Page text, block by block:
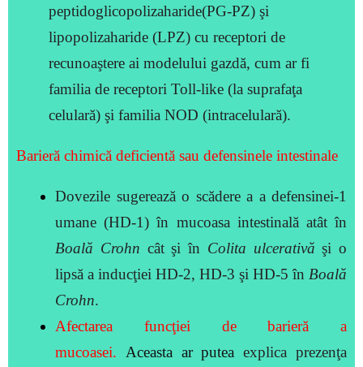
peptidoglicopolizaharide(PG-PZ) şi
lipopolizaharide (LPZ) cu receptori de
recunoaştere ai modelului gazdă, cum ar fi
familia de receptori Toll-like (la suprafaţa
celulară) şi familia NOD (intracelulară).
Barieră chimică deficientă sau defensinele intestinale
Dovezile sugerează o scădere a a defensinei-1
umane (HD-1) în mucoasa intestinală atât în
Boală Crohn cât şi în Colita ulcerativăşi o
lipsă a inducţiei HD-2, HD-3 şi HD-5 în Boală
Crohn.
Afectarea funcţiei de barieră a
mucoasei.
Aceasta ar puteaexplica prezenţa